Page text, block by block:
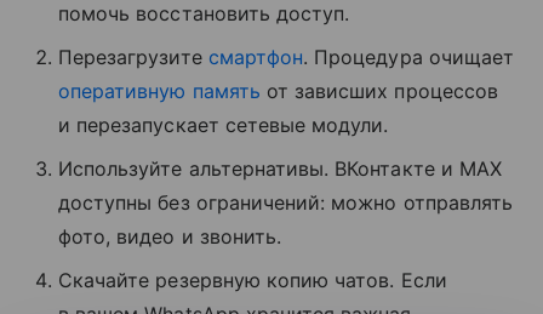
помочь восстановить доступ.
Перезагрузите смартфон. Процедура очищает
оперативную память от зависших процессов
и перезапускает сетевые модули.
Используйте альтернативы. ВКонтакте и MAX
доступны без ограничений: можно отправлять
фото, видео и звонить.
Скачайте резервную копию чатов. Если